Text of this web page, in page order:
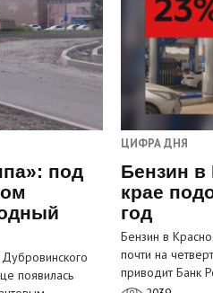
под
появилась
ЦИФРА ДНЯ
Бензин в
крае
год
Бензин в
почти на
приводит Банк